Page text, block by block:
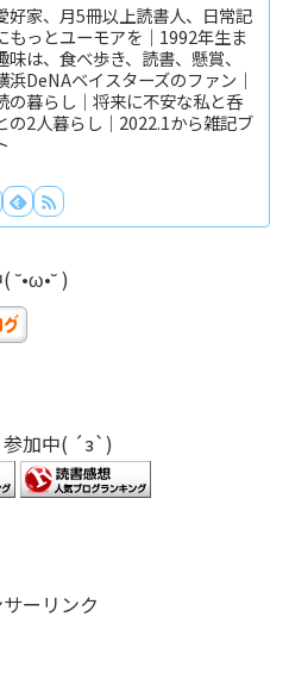
好家、月5冊以上読書人、日常記
もっとユーモアを｜1992年生ま
味は、食べ歩き、読書、懸賞、
浜DeNAベイスターズのファン｜
の暮らし｜将来に不安な私と呑
の2人暮らし｜2022.1から雑記ブ
˘•ω•˘ )
参加中( ´з`)
ーリンク